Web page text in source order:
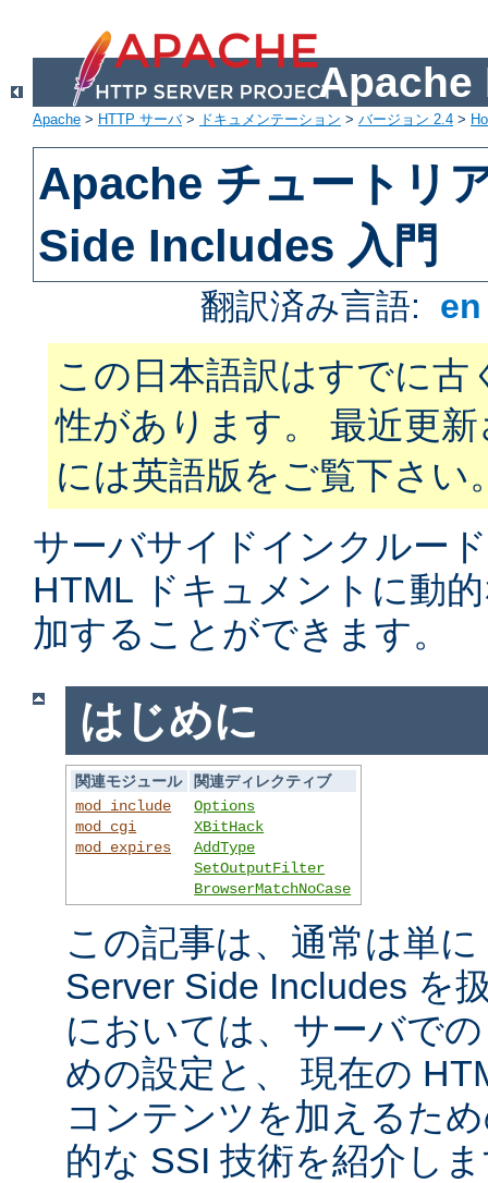
Apache
Apache > HTTP サーバ> ドキュメンテーション > バージョン 2.4 >
Apache チュートリ
Side Includes 入門
翻訳済み言語:
この日本語訳はすでに古
性があります。 最近更
には英語版をご覧下さい
サーバサイドインクルー
HTML ドキュメントに動
加することができます。
はじめに
関連モジュール
関連ディレクティブ
mod_include
mod_cgi
mod_expires
Options
XBitHack
AddType
SetOutputFilter
BrowserMatchNoCase
この記事は、通常は単
Server Side Includes を
においては、サーバで
めの設定と、 現在の
コンテンツを加えるた
的な SSI 技術を紹介し